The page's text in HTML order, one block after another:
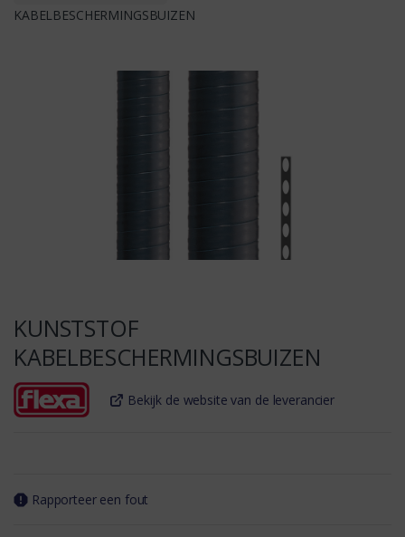
KABELBESCHERMINGSBUIZEN
KUNSTSTOF
KABELBESCHERMINGSBUIZEN
Bekijk de website van de leverancier
Rapporteer een fout